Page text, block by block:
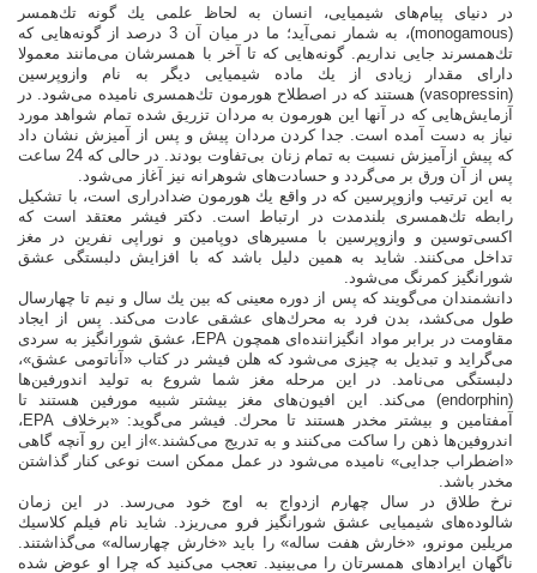
در دنیای پیام‌های شیمیایی، انسان به لحاظ علمی یك گونه تك‌همسر
(monogamous)، به شمار نمی‌آید؛ ما در میان آن 3 درصد از گونه‌هایی كه
تك‌همسرند جایی نداریم. گونه‌هایی كه تا آخر با همسرشان می‌مانند معمولا
دارای مقدار زیادی از یك ماده شیمیایی دیگر به نام وازوپرسین
(vasopressin) هستند كه در اصطلاح هورمون تك‌همسری نامیده می‌شود. در
آزمایش‌هایی كه در آنها این هورمون به مردان تزریق شده تمام شواهد مورد
نیاز به دست آمده است. جدا كردن مردان پیش و پس از آمیزش نشان داد
كه پیش از‌آمیزش نسبت به تمام زنان بی‌تفاوت بودند. در حالی كه 24 ساعت
پس از آن ورق بر می‌گردد و حسادت‌های شوهرانه نیز آغاز می‌شود.
به این ترتیب وازوپرسین كه در واقع یك هورمون ضدادراری است، با تشكیل
رابطه تك‌همسری بلندمدت در ارتباط است. دكتر فیشر معتقد است كه
اكسی‌توسین و وازوپرسین با مسیرهای دوپامین و نوراپی نفرین در مغز
تداخل می‌كنند. شاید به همین دلیل باشد كه با افزایش دلبستگی عشق
شورانگیز كمرنگ می‌شود.
دانشمندان می‌گویند كه پس از دوره معینی كه بین یك سال و نیم تا چهارسال
طول می‌كشد، بدن فرد به محرك‌های عشقی عادت می‌كند. پس از ایجاد
مقاومت در برابر مواد انگیزاننده‌ای همچون EPA، عشق شورانگیز به سردی
می‌گراید و تبدیل به چیزی می‌شود كه هلن فیشر در كتاب «آناتومی عشق»،
دلبستگی می‌نامد. در این مرحله مغز شما شروع به تولید اندورفین‌ها
(endorphin) می‌كند. این افیون‌های مغز بیشتر شبیه مورفین هستند تا
آمفتامین و بیشتر مخدر هستند تا محرك. فیشر می‌گوید: «برخلاف EPA،
اندروفین‌ها ذهن را ساكت می‌كنند و به تدریج می‌كشند.»از این رو آنچه گاهی
«اضطراب جدایی» نامیده می‌شود در عمل ممكن است نوعی كنار گذاشتن
مخدر باشد.
نرخ طلاق در سال چهارم ازدواج به اوج خود می‌رسد. در این زمان
شالوده‌های شیمیایی عشق‌ شورانگیز فرو می‌ریزد. شاید نام فیلم كلاسیك
مریلین مونرو، «خارش هفت ساله» را باید «خارش چهارساله» می‌گذاشتند.
ناگهان ایرادهای همسرتان را می‌بینید. تعجب می‌كنید كه چرا او عوض شده